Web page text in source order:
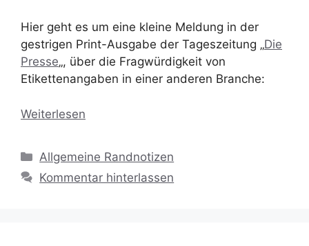
Hier geht es um eine kleine Meldung in der
gestrigen Print-Ausgabe der Tageszeitung „Die
Presse„, über die Fragwürdigkeit von
Etikettenangaben in einer anderen Branche:
Weiterlesen
Kategorien
Allgemeine Randnotizen
Kommentar hinterlassen